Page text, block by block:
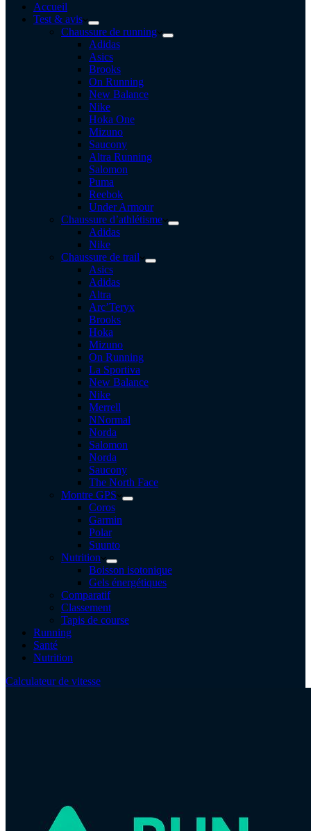
Accueil
Test & avis
Chaussure de running
Adidas
Asics
Brooks
On Running
New Balance
Nike
Hoka One
Mizuno
Saucony
Altra Running
Salomon
Puma
Reebok
Under Armour
Chaussure d’athlétisme
Adidas
Nike
Chaussure de trail
Asics
Adidas
Altra
Arc’Teryx
Brooks
Hoka
Mizuno
On Running
La Sportiva
New Balance
Nike
Merrell
NNormal
Norda
Salomon
Norda
Saucony
The North Face
Montre GPS
Coros
Garmin
Polar
Suunto
Nutrition
Boisson isotonique
Gels énergétiques
Comparatif
Classement
Tapis de course
Running
Santé
Nutrition
Calculateur de vitesse